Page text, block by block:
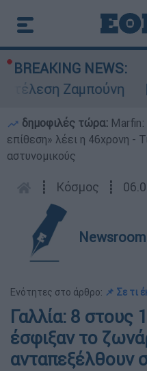
BREAKING NEWS:
Ζαμπούνη
δημοφιλές τώρα:
επίθεση» λέει η 46χρονη -
αστυνομικούς
┋ Κόσμος ┋
Newsroom
Ενότητες στο άρθρο: 📌 Σε τι
Γαλλία: 8 στους
έσφιξαν το
ανταπεξέλθουν